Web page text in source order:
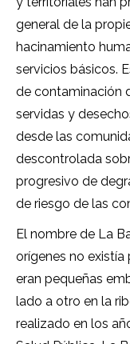
general de la
hacinamiento
servicios básicos.
de contaminación
servidas y
desde las
descontrolada
progresivo de
de riesgo de las
El nombre de La
orígenes no
eran pequeñas
lado a otro en la
realizado en los